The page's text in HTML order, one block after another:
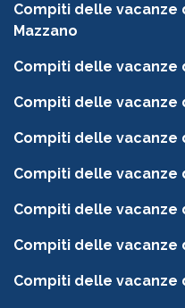
Compiti delle vacanze
Mazzano
Compiti delle vacanze
Compiti delle vacanze
Compiti delle vacanze
Compiti delle vacanze
Compiti delle vacanze
Compiti delle vacanze
Compiti delle vacanze